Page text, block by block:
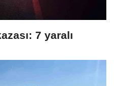
7 yaralı